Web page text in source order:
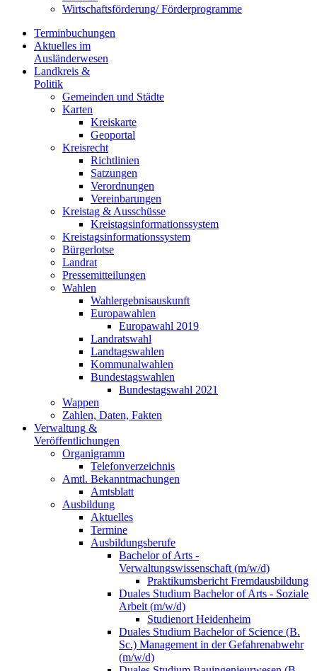
Wirtschaftsförderung/ Förderprogramme
Terminbuchungen
Aktuelles im
Ausländerwesen
Landkreis &
Politik
Gemeinden und Städte
Karten
Kreiskarte
Geoportal
Kreisrecht
Richtlinien
Satzungen
Verordnungen
Vereinbarungen
Kreistag & Ausschüsse
Kreistagsinformationssystem
Kreistagsinformationssystem
Bürgerlotse
Landrat
Pressemitteilungen
Wahlen
Wahlergebnisauskunft
Europawahlen
Europawahl 2019
Landratswahl
Landtagswahlen
Kommunalwahlen
Bundestagswahlen
Bundestagswahl 2021
Wappen
Zahlen, Daten, Fakten
Verwaltung &
Veröffentlichungen
Organigramm
Telefonverzeichnis
Amtl. Bekanntmachungen
Amtsblatt
Ausbildung
Aktuelles
Termine
Ausbildungsberufe
Bachelor of Arts -
Verwaltungswissenschaft (m/w/d)
Praktikumsbericht Fremdausbildung
Duales Studium Bachelor of Arts - Soziale
Arbeit (m/w/d)
Studienort Heidenheim
Duales Studium Bachelor of Science (B.
Sc.) Management in der Gefahrenabwehr
(m/w/d)